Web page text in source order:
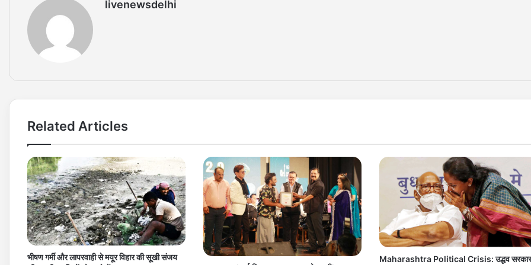
livenewsdelhi
Related Articles
भीषण गर्मी और लापरवाही से मयूर विहार की सूखी संजय
Maharashtra Political Crisis: उद्धव सरकार